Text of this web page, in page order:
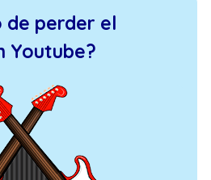
de perder el
Youtube?